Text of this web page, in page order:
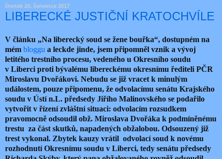
čtvrtek 20. července 2017
LIBERECKÉ JUSTIČNÍ KRATOCHVÍLE
V článku „Na liberecký soud se žene bouřka“, dostupném na
mém bloggu a leckde jinde, jsem připomněl vznik a vývoj
letitého trestního procesu, vedeného u Okresního soudu
v Liberci proti bývalému libereckému okresnímu řediteli PČR
Miroslavu Dvořákovi. Nebudu se již vracet k minulým
událostem, pouze připomenu, že odvolacímu senátu Krajského
soudu v Ústí n.L. předsedy Jiřího Malinovského se podařilo
vytvořit v řízení zvláštní situaci: odvolacím rozsudkem
pravomocně odsoudil obž. Miroslava Dvořáka k podmíněnému
trestu za část skutků, napadených obžalobou. Odsouzený již
trest vykonal. Zbytek kauzy vrátil odvolací soud k novému
rozhodnutí Okresnímu soudu v Liberci, tedy senátu předsedy